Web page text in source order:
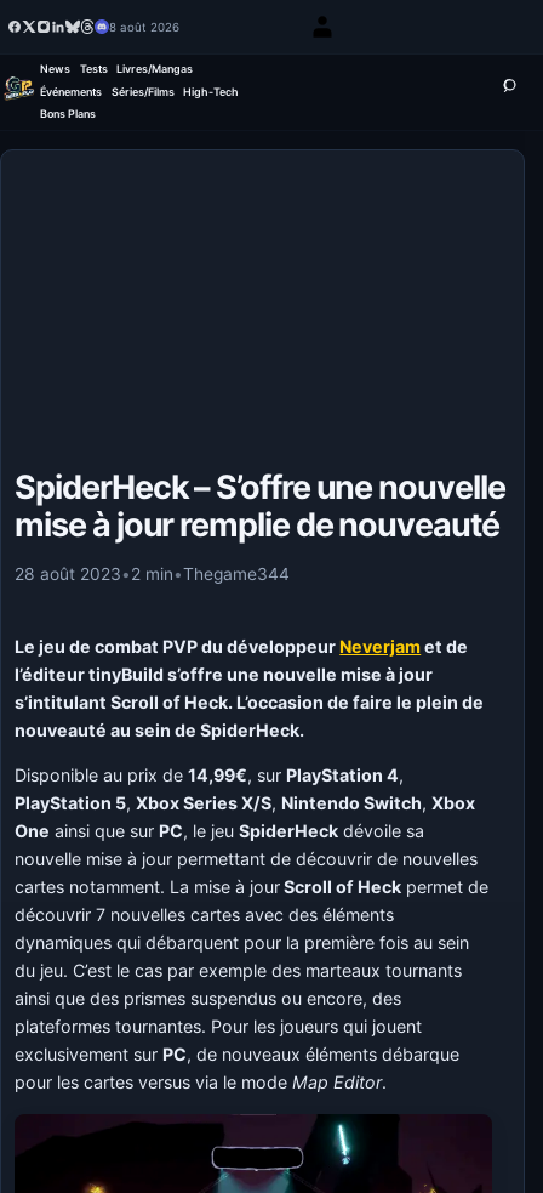
8 août 2026
News Tests
Livres/Mangas
Événements
Séries/Films
High-Tech
Bons Plans
SpiderHeck – S’offre une nouvelle
mise à jour remplie de nouveauté
28 août 2023•2 min•Thegame344
Le jeu de combat PVP du développeurNeverjamet de
l’éditeur tinyBuild s’offre une nouvelle mise à jour
s’intitulant Scroll of Heck. L’occasion de faire le plein de
nouveauté au sein de SpiderHeck.
Disponible au prix de14,99€, sur PlayStation 4,
PlayStation 5,Xbox Series X/S, Nintendo Switch,Xbox
One ainsi que sur PC, le jeuSpiderHeck dévoile sa
nouvelle mise à jour permettant de découvrir de nouvelles
cartes notamment. La mise à jourScroll of Heck permet de
découvrir 7 nouvelles cartes avec des éléments
dynamiques qui débarquent pour la première fois au sein
du jeu. C’est le cas par exemple des marteaux tournants
ainsi que des prismes suspendus ou encore, des
plateformes tournantes. Pour les joueurs qui jouent
exclusivement sur PC, de nouveaux éléments débarque
pour les cartes versus via le modeMap Editor.